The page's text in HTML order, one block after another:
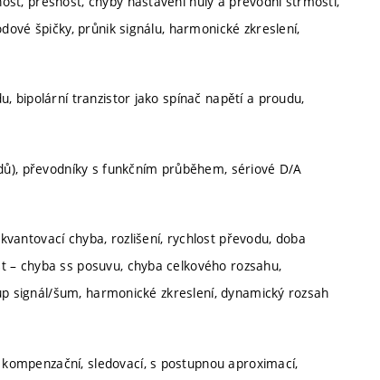
špičky, průnik signálu, harmonické zkreslení,
bipolární tranzistor jako spínač napětí a proudu,
převodníky s funkčním průběhem, sériové D/A
chyba, rozlišení, rychlost převodu, doba
chyba ss posuvu, chyba celkového rozsahu,
šum, harmonické zkreslení, dynamický rozsah
sledovací, s postupnou aproximací,